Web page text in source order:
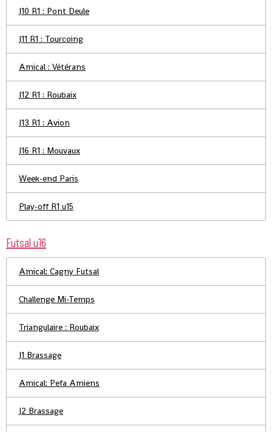
J10 R1 : Pont Deule
J11 R1 : Tourcoing
Amical : Vétérans
J12 R1 : Roubaix
J13 R1 : Avion
J16 R1 : Mouvaux
Week-end Paris
Play-off R1 u15
Futsal u16
Amical: Cagny Futsal
Challenge Mi-Temps
Triangulaire : Roubaix
J1 Brassage
Amical: Pefa Amiens
J2 Brassage